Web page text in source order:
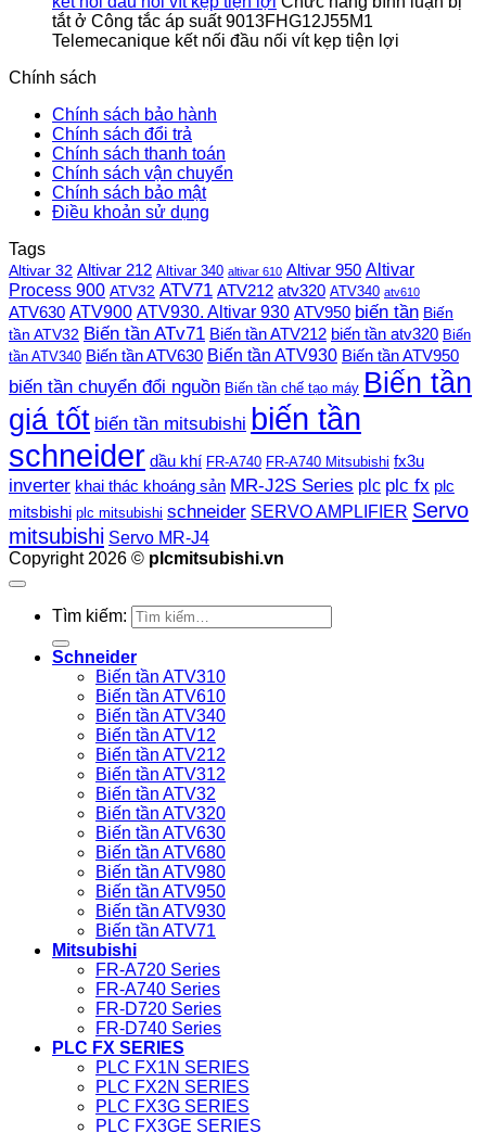
tắtở Công tắc áp suất 9013FHG12J55M1
Telemecanique kết nối đầu nối vít kẹp tiện lợi
Chính sách
Chính sách bảo hành
Chính sách đổi trả
Chính sách thanh toán
Chính sách vận chuyển
Chính sách bảo mật
Điều khoản sử dụng
Tags
Altivar 32 Altivar 212 Altivar 340 altivar 610 Altivar 950 Altivar
Process 900 ATV32 ATV71 ATV212 atv320 ATV340 atv610
ATV630 ATV900 ATV930. Altivar 930 ATV950 biến tần Biến
tần ATV32 Biến tần ATv71 Biến tần ATV212 biến tần atv320 Biến
tần ATV340 Biến tần ATV630 Biến tần ATV930 Biến tần ATV950
biến tần chuyển đổi nguồn Biến tần chế tạo máy Biến tần
giá tốt biến tần mitsubishi biến tần
schneider dầu khí FR-A740 FR-A740 Mitsubishi fx3u
inverter khai thác khoáng sản MR-J2S Series plc plc fx plc
mitsbishi plc mitsubishi schneider SERVO AMPLIFIER Servo
mitsubishi Servo MR-J4
Copyright 2026 © plcmitsubishi.vn
Tìm kiếm:
Schneider
Biến tần ATV310
Biến tần ATV610
Biến tần ATV340
Biến tần ATV12
Biến tần ATV212
Biến tần ATV312
Biến tần ATV32
Biến tần ATV320
Biến tần ATV630
Biến tần ATV680
Biến tần ATV980
Biến tần ATV950
Biến tần ATV930
Biến tần ATV71
Mitsubishi
FR-A720 Series
FR-A740 Series
FR-D720 Series
FR-D740 Series
PLC FX SERIES
PLC FX1N SERIES
PLC FX2N SERIES
PLC FX3G SERIES
PLC FX3GE SERIES